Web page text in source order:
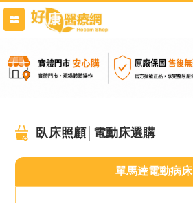
臥床照顧│電動床選購
單馬達電動病床